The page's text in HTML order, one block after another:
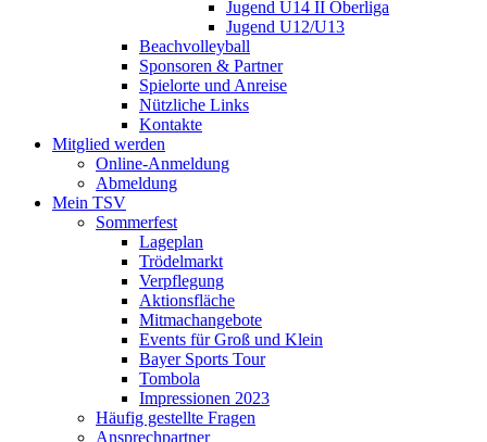
Jugend U14 II Oberliga
Jugend U12/U13
Beachvolleyball
Sponsoren & Partner
Spielorte und Anreise
Nützliche Links
Kontakte
Mitglied werden
Online-Anmeldung
Abmeldung
Mein TSV
Sommerfest
Lageplan
Trödelmarkt
Verpflegung
Aktionsfläche
Mitmachangebote
Events für Groß und Klein
Bayer Sports Tour
Tombola
Impressionen 2023
Häufig gestellte Fragen
Ansprechpartner